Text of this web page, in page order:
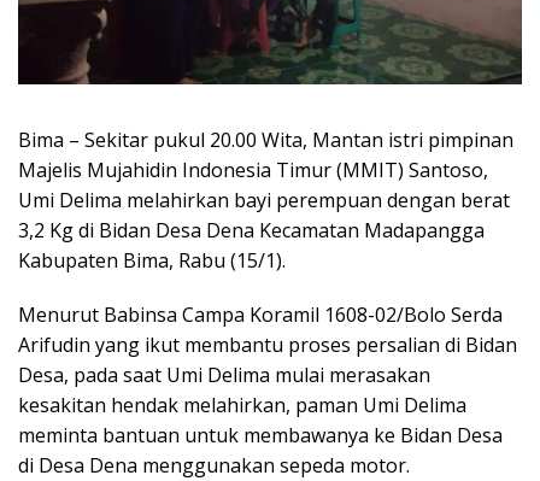
Bima – Sekitar pukul 20.00 Wita, Mantan istri pimpinan
Majelis Mujahidin Indonesia Timur (MMIT) Santoso,
Umi Delima melahirkan bayi perempuan dengan berat
3,2 Kg di Bidan Desa Dena Kecamatan Madapangga
Kabupaten Bima, Rabu (15/1).
Menurut Babinsa Campa Koramil 1608-02/Bolo Serda
Arifudin yang ikut membantu proses persalian di Bidan
Desa, pada saat Umi Delima mulai merasakan
kesakitan hendak melahirkan, paman Umi Delima
meminta bantuan untuk membawanya ke Bidan Desa
di Desa Dena menggunakan sepeda motor.